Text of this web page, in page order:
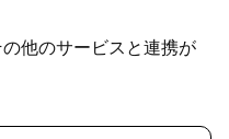
他のサービスと連携が